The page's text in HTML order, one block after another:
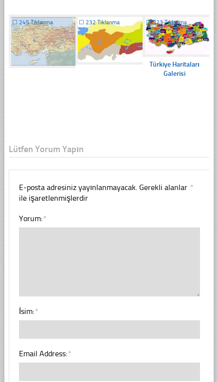
☐ 245 Tıklanma ☐232 Tıklanma ☐223 Tıklanma
Türkiye Haritaları
Galerisi
Lütfen Yorum Yapın
E-posta adresiniz yayınlanmayacak. Gerekli alanlar *
ile işaretlenmişlerdir
Yorum:*
İsim:*
Email Address:*